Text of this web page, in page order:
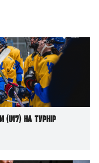
(U17) на турнір